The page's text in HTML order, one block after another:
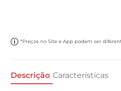
*Preços no Site e App podem ser
Descrição Características